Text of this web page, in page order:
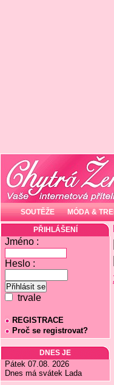
SOUTĚŽE MÓDA &
PŘIHLÁŠENÍ
Jméno :
Heslo :
trvale
REGISTRACE
Proč se registrovat?
DNES JE
Pátek 07.08. 2026
Dnes má svátek Lada